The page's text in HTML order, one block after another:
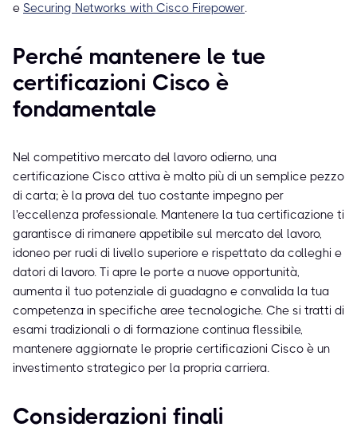
e Securing Networks with Cisco Firepower.
Perché mantenere le tue
certificazioni Cisco è
fondamentale
Nel competitivo mercato del lavoro odierno, una
certificazione Cisco attiva è molto più di un semplice pezzo
di carta; è la prova del tuo costante impegno per
l'eccellenza professionale. Mantenere la tua certificazione ti
garantisce di rimanere appetibile sul mercato del lavoro,
idoneo per ruoli di livello superiore e rispettato da colleghi e
datori di lavoro. Ti apre le porte a nuove opportunità,
aumenta il tuo potenziale di guadagno e convalida la tua
competenza in specifiche aree tecnologiche. Che si tratti di
esami tradizionali o di formazione continua flessibile,
mantenere aggiornate le proprie certificazioni Cisco è un
investimento strategico per la propria carriera.
Considerazioni finali